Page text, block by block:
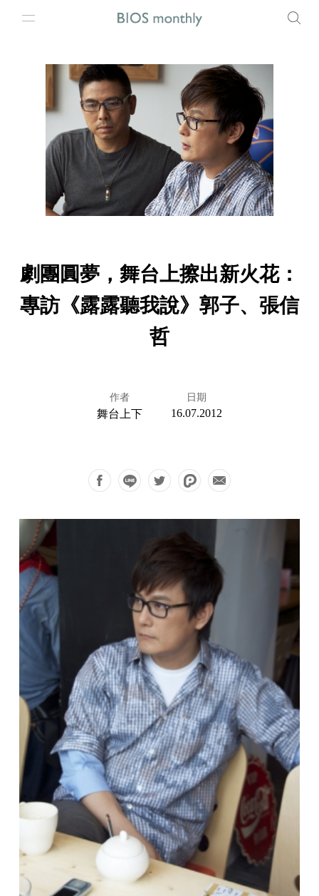
劇團圓夢，舞台上擦出新火花：
專訪《露露聽我說》郭子、張信
哲
作者
舞台上下
日期
16.07.2012